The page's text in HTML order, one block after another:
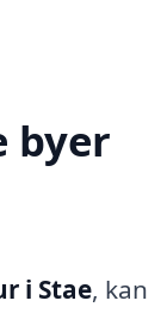
byer
i Stae, kan